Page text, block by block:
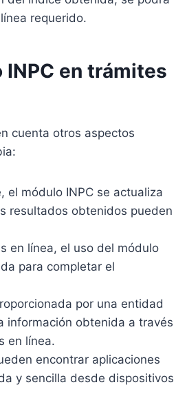
requerido.
en trámites
cuenta otros aspectos
el módulo INPC se actualiza
resultados obtenidos pueden
en línea, el uso del módulo
para completar el
por una entidad
información obtenida a través
en línea.
encontrar aplicaciones
y sencilla desde dispositivos